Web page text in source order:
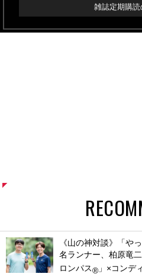
雑誌定期購読
《山の神対談》「や
名ランナー、柏原竜
ロンパス® 」×コンデ